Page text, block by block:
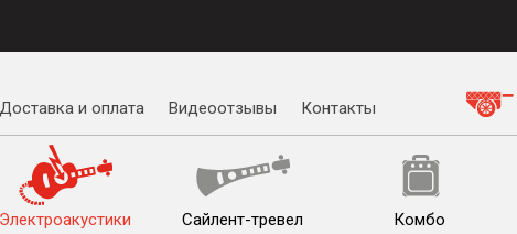
Доставка и оплата Видеоотзывы Контакты
Электроакустики Сайлент-тревел Комбо